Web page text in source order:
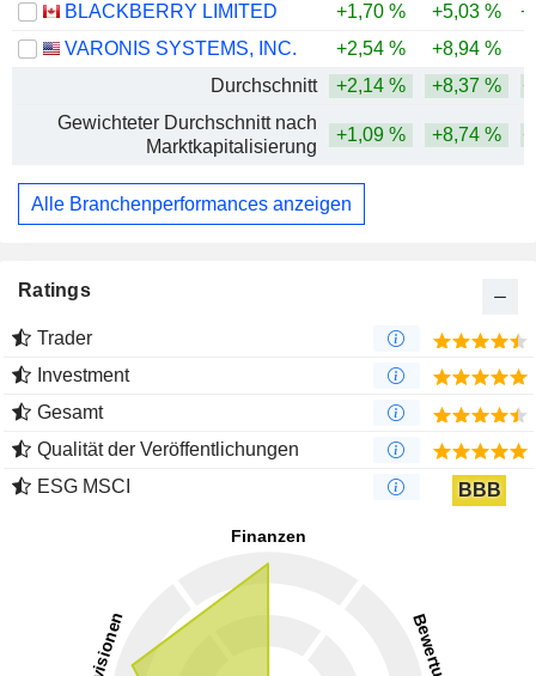
BLACKBERRY LIMITED
+1,70 % +5,03 %
VARONIS SYSTEMS, INC.
+2,54 % +8,94 %
Durchschnitt
+2,14 % +8,37 %
Gewichteter Durchschnitt nach
Marktkapitalisierung
+1,09 % +8,74 %
Alle Branchenperformances anzeigen
Ratings
Trader
Investment
Gesamt
Qualität der Veröffentlichungen
ESG MSCI
BBB